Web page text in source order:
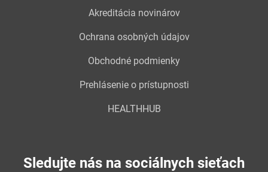
Akreditácia novinárov
Ochrana osobných údajov
Obchodné podmienky
Prehlásenie o prístupnosti
HEALTHHUB
Sledujte nás na sociálnych sieťach